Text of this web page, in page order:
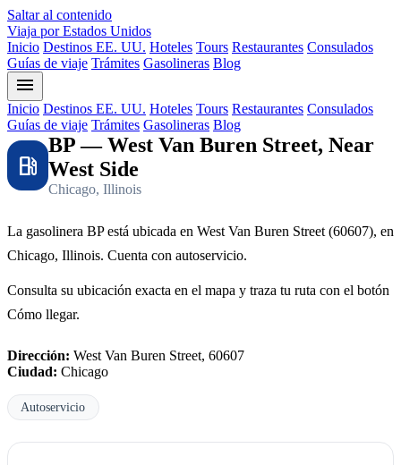
Saltar al contenido
Viaja por Estados Unidos
Inicio Destinos EE. UU. Hoteles Tours Restaurantes Consulados
Guías de viaje Trámites Gasolineras Blog
menu
Inicio Destinos EE. UU. Hoteles Tours Restaurantes Consulados
Guías de viaje Trámites Gasolineras Blog
local_gas_station
BP — West Van Buren Street, Near
West Side
Chicago, Illinois
La gasolinera BP está ubicada en West Van Buren Street (60607), en
Chicago, Illinois. Cuenta con autoservicio.
Consulta su ubicación exacta en el mapa y traza tu ruta con el botón
Cómo llegar.
Dirección: West Van Buren Street, 60607
Ciudad: Chicago
Autoservicio